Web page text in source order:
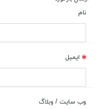
نام
ایمیل
وب سایت / وبلاگ